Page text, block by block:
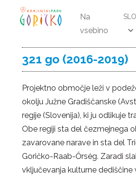
Na
vsebino
SLO
321 go (2016-2019)
Projektno območje leži v
okolju Južne Gradiščanske
regije (Slovenija), ki ju odlikuje
Obe regiji sta del čezmejnega
zavarovane narave in sta del
Goričko-Raab-Őrség. Zaradi
vključevanja kulturne dediščine